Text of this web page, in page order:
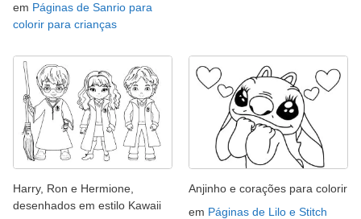
em Páginas de Sanrio para
colorir para crianças
Harry, Ron e Hermione,
desenhados em estilo Kawaii
Anjinho e corações para colorir
em Páginas de Lilo e Stitch